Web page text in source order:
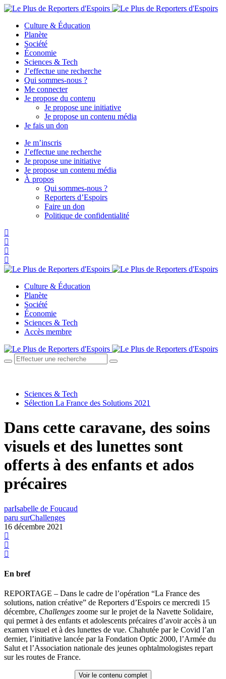
Culture & Éducation
Planète
Société
Économie
Sciences & Tech
J’effectue une recherche
Qui sommes-nous ?
Me connecter
Je propose du contenu
Je propose une initiative
Je propose un contenu média
Je fais un don
Je m’inscris
J’effectue une recherche
Je propose une initiative
Je propose un contenu média
À propos
Qui sommes-nous ?
Reporters d’Espoirs
Faire un don
Politique de confidentialité
Culture & Éducation
Planète
Société
Économie
Sciences & Tech
Accès membre
Sciences & Tech
Sélection La France des Solutions 2021
Dans cette caravane, des soins
visuels et des lunettes sont
offerts à des enfants et ados
précaires
parIsabelle de Foucaud
paru surChallenges
16 décembre 2021
En bref
REPORTAGE – Dans le cadre de l’opération “La France des
solutions, nation créative” de Reporters d’Espoirs ce mercredi 15
décembre, Challenges zoome sur le projet de la Navette Solidaire,
qui permet à des enfants et adolescents précaires d’avoir accès à un
examen visuel et à des lunettes de vue. Chahutée par le Covid l’an
dernier, l’initiative lancée par la Fondation Optic 2000, l’Armée du
Salut et l’Association nationale des jeunes ophtalmologistes repart
sur les routes de France.
Voir le contenu complet